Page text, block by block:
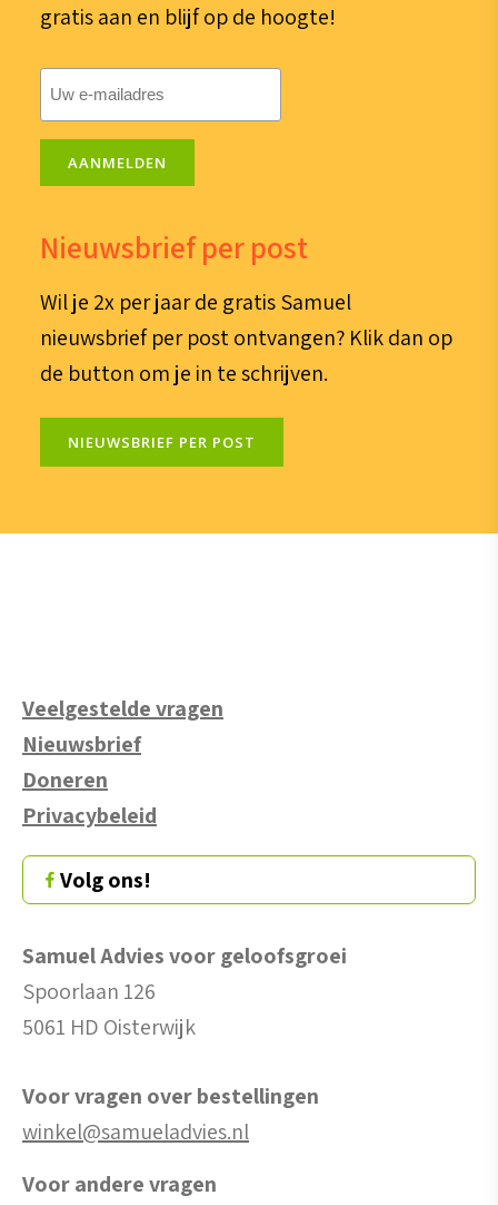
gratis aan en blijf op de hoogte!
mailadres
AANMELDEN
Nieuwsbrief per post
Wil je 2x per jaar de gratis Samuel
nieuwsbrief per post ontvangen? Klik dan op
de button om je in te schrijven.
NIEUWSBRIEF PER POST
Veelgestelde vragen
Nieuwsbrief
Doneren
Privacybeleid
Volg ons!
Samuel Advies voor geloofsgroei
Spoorlaan 126
5061 HD Oisterwijk
Voor vragen over bestellingen
winkel@samueladvies.nl
Voor andere vragen